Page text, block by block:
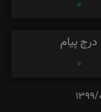
0
درج پیام
0